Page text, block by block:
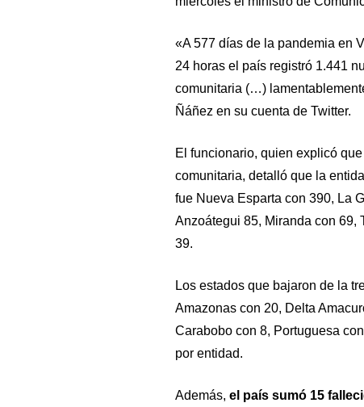
«A 577 días de la pandemia en
24 horas el país registró 1.441
comunitaria (…)
Ñáñez en su cuenta de Twitter.
El funcionario, quien explicó
comunitaria, detalló que la
fue Nueva Esparta con 390, La
Anzoátegui 85, Miranda con 69,
39.
Los estados que bajaron de la
Amazonas con 20, Delta
Carabobo con 8, Portuguesa
por entidad.
Además, el país sumó 15